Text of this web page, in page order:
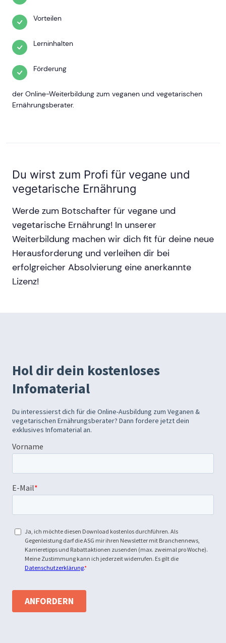
Vorteilen
Lerninhalten
Förderung
der Online-Weiterbildung zum veganen und vegetarischen
Ernährungsberater.
Du wirst zum Profi für vegane und
vegetarische Ernährung
Werde zum Botschafter für vegane und
vegetarische Ernährung! In unserer
Weiterbildung machen wir dich fit für deine neue
Herausforderung und verleihen dir bei
erfolgreicher Absolvierung eine anerkannte
Lizenz!